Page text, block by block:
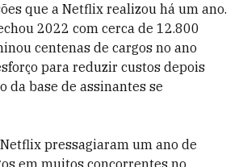
que a Netflix realizou há um ano.
2022 com cerca de 12.800
centenas de cargos no ano
para reduzir custos depois
da base de assinantes se
pressagiaram um ano de
em muitos concorrentes no